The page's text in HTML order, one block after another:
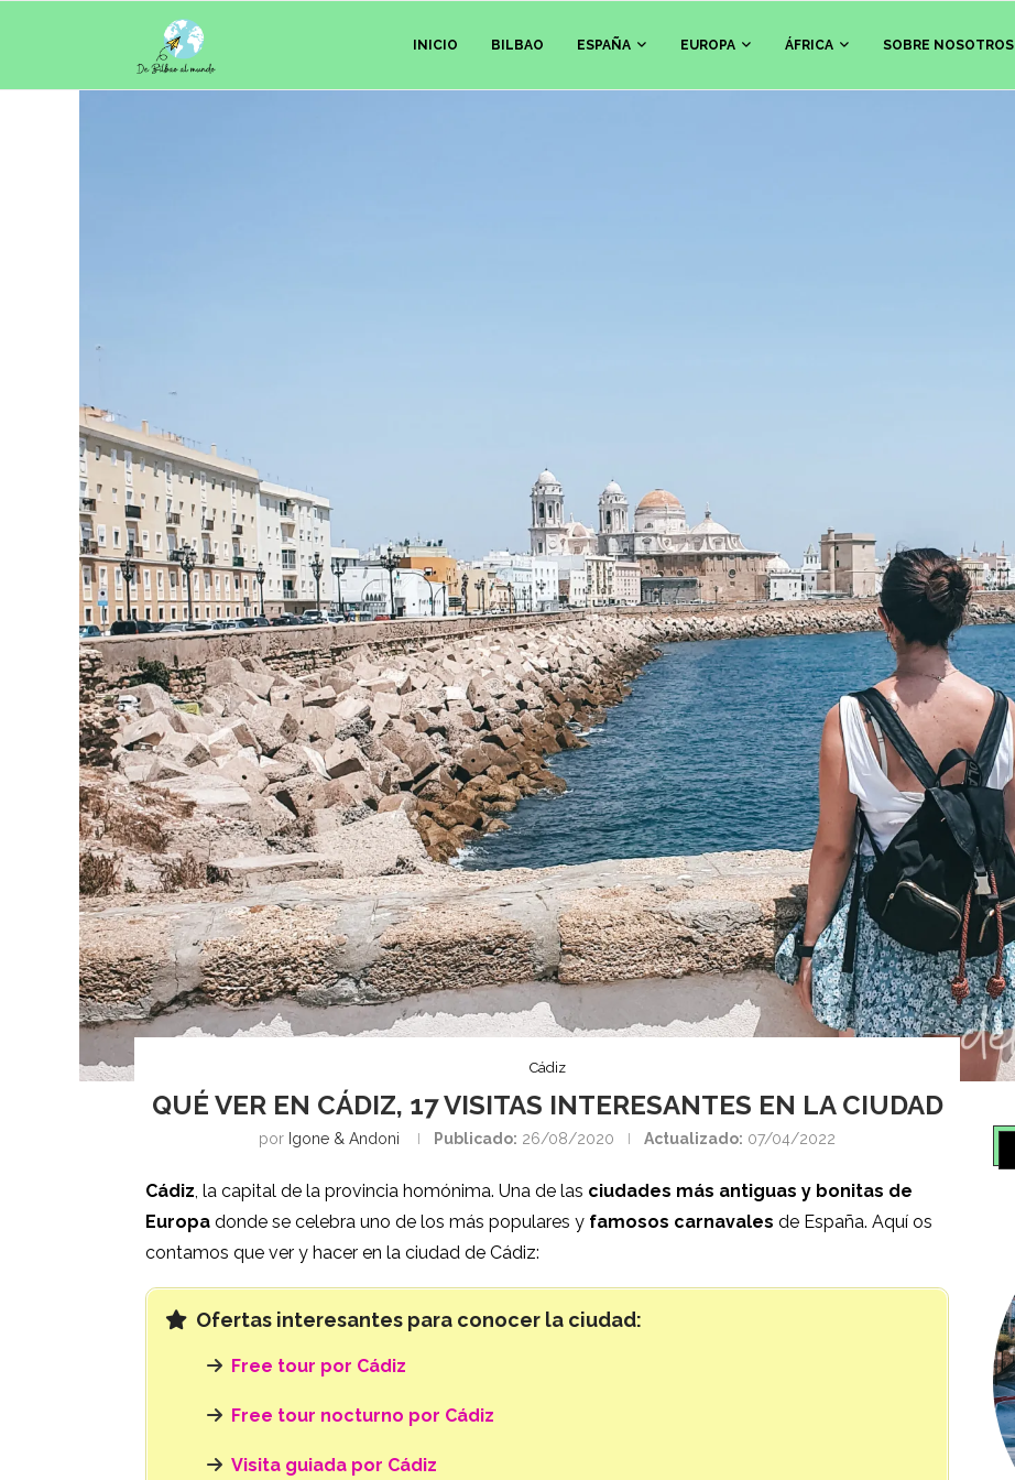
INICIO BILBAO ESPAÑA EUROPA ÁFRICA SOBRE NOSOTROS
Cádiz
QUÉ VER EN CÁDIZ, 17 VISITAS INTERESANTES EN LA CIUDAD
por Igone & Andoni Publicado: 26/08/2020 Actualizado: 07/04/2022
Cádiz, la capital de la provincia homónima. Una de las ciudades más antiguas y bonitas de
Europa donde se celebra uno de los más populares y famosos carnavales de España. Aquí os
contamos que ver y hacer en la ciudad de Cádiz:
Ofertas interesantes para conocer la ciudad:
Free tour por Cádiz
Free tour nocturno por Cádiz
Visita guiada por Cádiz